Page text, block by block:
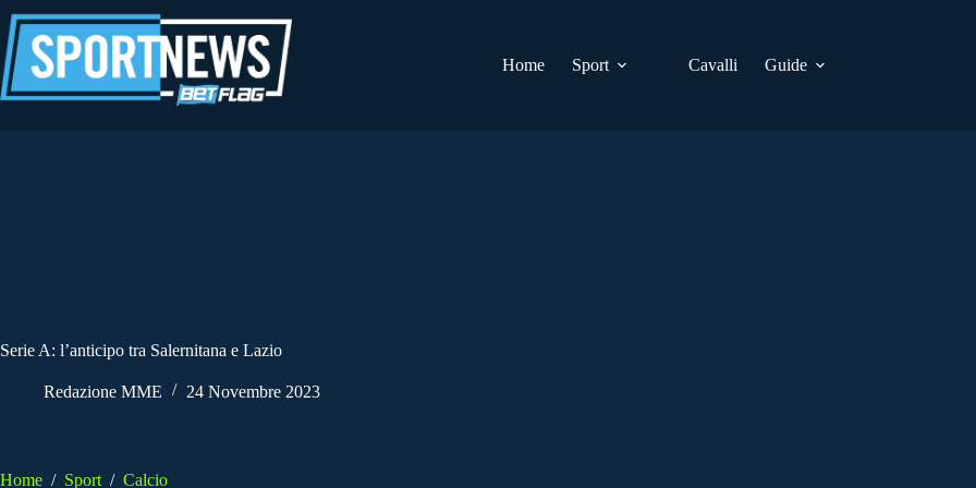
al
contenuto
Home
Sport Cavalli Guide
Serie A: l’anticipo tra Salernitana e Lazio
Redazione MME 24 Novembre 2023
Home / Sport / Calcio